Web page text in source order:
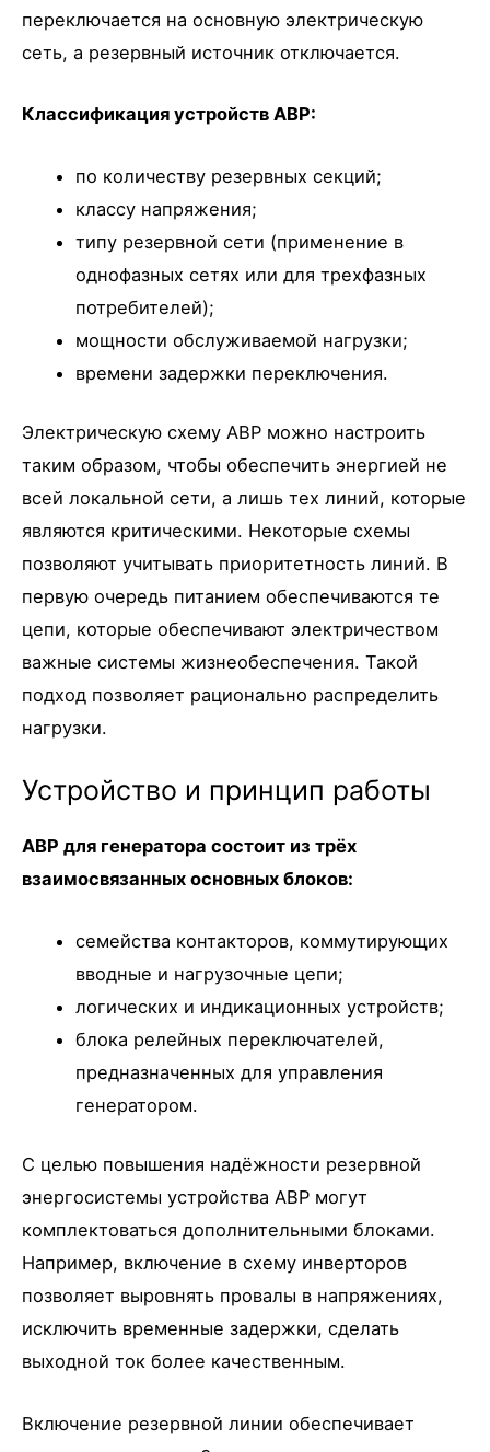
переключается на основную электрическую
сеть, а резервный источник отключается.
Классификация устройств АВР:
по количеству резервных секций;
классу напряжения;
типу резервной сети (применение в
однофазных сетях или для трехфазных
потребителей);
мощности обслуживаемой нагрузки;
времени задержки переключения.
Электрическую схему АВР можно настроить
таким образом, чтобы обеспечить энергией не
всей локальной сети, а лишь тех линий, которые
являются критическими. Некоторые схемы
позволяют учитывать приоритетность линий. В
первую очередь питанием обеспечиваются те
цепи, которые обеспечивают электричеством
важные системы жизнеобеспечения. Такой
подход позволяет рационально распределить
нагрузки.
Устройство и принцип работы
АВР для генератора состоит из трёх
взаимосвязанных основных блоков:
семейства контакторов, коммутирующих
вводные и нагрузочные цепи;
логических и индикационных устройств;
блока релейных переключателей,
предназначенных для управления
генератором.
С целью повышения надёжности резервной
энергосистемы устройства АВР могут
комплектоваться дополнительными блоками.
Например, включение в схему инверторов
позволяет выровнять провалы в напряжениях,
исключить временные задержки, сделать
выходной ток более качественным.
Включение резервной линии обеспечивает